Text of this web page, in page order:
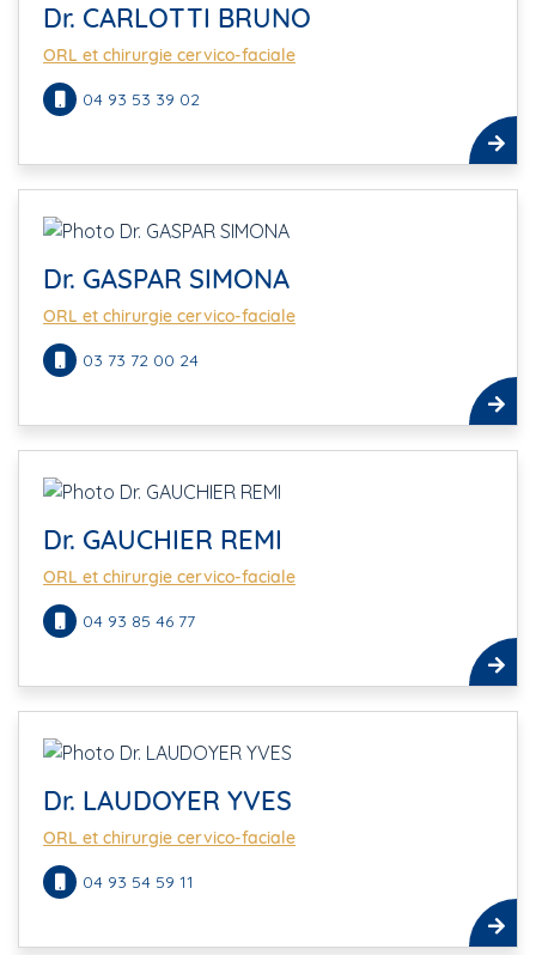
Dr. CARLOTTI BRUNO
ORL et chirurgie cervico-faciale
04 93 53 39 02
Dr. GASPAR SIMONA
ORL et chirurgie cervico-faciale
03 73 72 00 24
Dr. GAUCHIER REMI
ORL et chirurgie cervico-faciale
04 93 85 46 77
Dr. LAUDOYER YVES
ORL et chirurgie cervico-faciale
04 93 54 59 11